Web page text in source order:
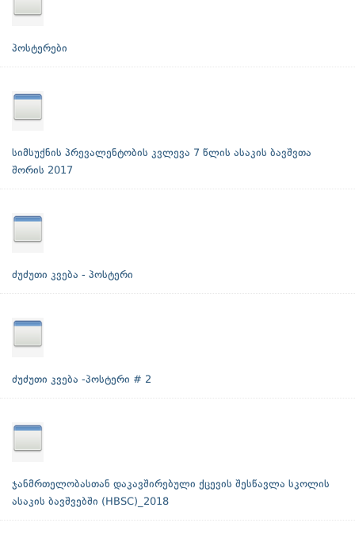
პოსტერები
სიმსუქნის პრევალენტობის კვლევა 7 წლის ასაკის ბავშვთა
შორის 2017
ძუძუთი კვება - პოსტერი
ძუძუთი კვება -პოსტერი # 2
ჯანმრთელობასთან დაკავშირებული ქცევის შესწავლა სკოლის
ასაკის ბავშვებში (HBSC)_2018